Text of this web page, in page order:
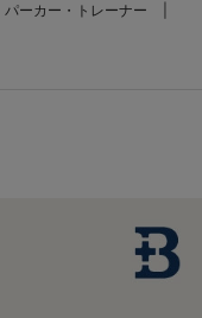
パーカー・トレーナー